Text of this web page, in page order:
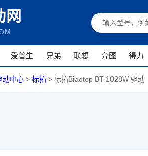
网
爱普生 兄弟 联想 奔图 得力
动中心 > 标拓 > 标拓Biaotop BT-1028W 驱动